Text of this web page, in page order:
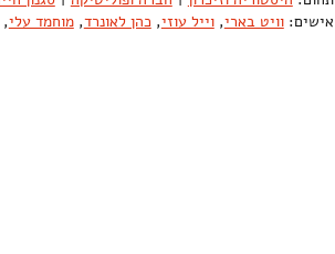
אישים:וויט בארי,וייל עוזי, כהן לאונרד,מוחמד עלי